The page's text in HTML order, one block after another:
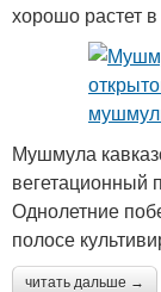
хорошо растет
Мушмула
вегетационный
Однолетние
полосе
читать дальше →